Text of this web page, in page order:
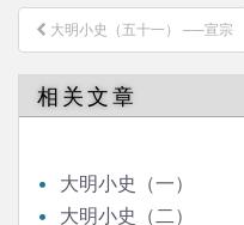
文
章
导
航
大明小史（五十一） ──宣宗
相关文章
大明小史（一）
大明小史（二）